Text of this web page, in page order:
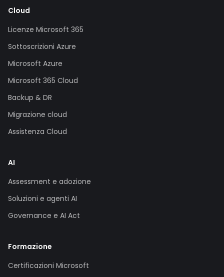
Cloud
Licenze Microsoft 365
Sottoscrizioni Azure
Microsoft Azure
Microsoft 365 Cloud
Backup & DR
Migrazione cloud
Assistenza Cloud
AI
Assessment e adozione
Soluzioni e agenti AI
Governance e AI Act
Formazione
Certificazioni Microsoft